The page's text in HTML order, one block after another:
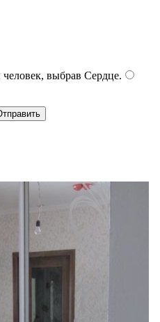
выбрав Сердце.